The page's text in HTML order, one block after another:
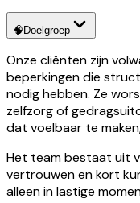
🧠 Doelgroep
Onze cliënten zijn
beperkingen die
nodig hebben. Ze
zelfzorg of
dat voelbaar te
Het team bestaat uit
vertrouwen en kort
alleen in lastige